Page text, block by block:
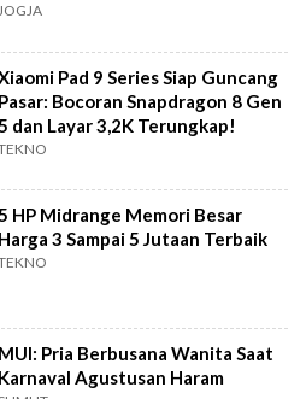
Pad 9 Series Siap Guncang
Pasar: Bocoran Snapdragon 8 Gen
dan Layar 3,2K Terungkap!
HP Midrange Memori Besar
Harga 3 Sampai 5 Jutaan Terbaik
MUI: Pria Berbusana Wanita Saat
Karnaval Agustusan Haram